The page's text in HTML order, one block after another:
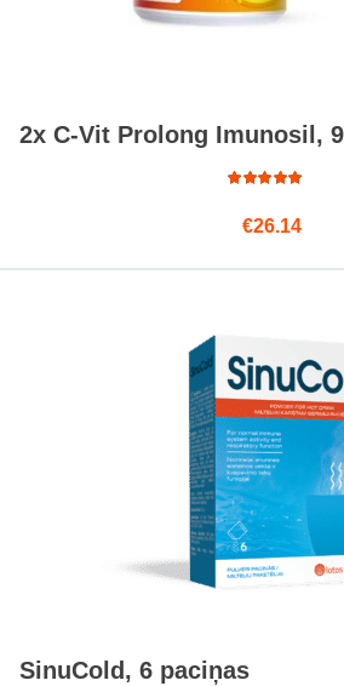
2x C-Vit Prolong Imunosil,
5.00out
€26.14
SinuCold, 6 paciņas